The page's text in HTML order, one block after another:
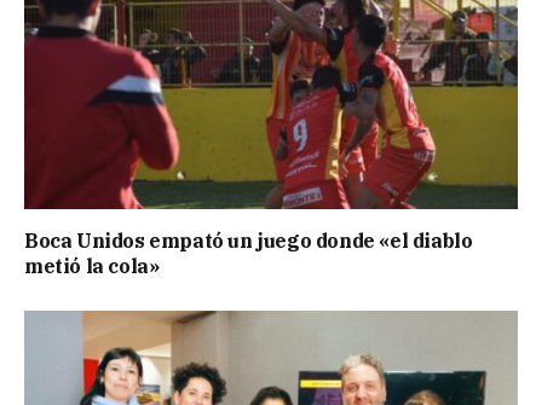
Boca Unidos empató un juego donde «el diablo
metió la cola»